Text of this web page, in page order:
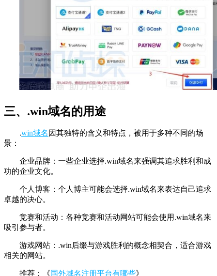
三、.win域名的用途
.win域名 因其独特的含义和特点，被用于多种不同的场
景：
企业品牌：一些企业选择.win域名来强调其追求胜利和成
功的企业文化。
个人博客：个人博主可能会选择.win域名来表达自己追求
卓越的决心。
竞赛和活动：各种竞赛和活动网站可能会使用.win域名来
吸引参与者。
游戏网站：.win后缀与游戏胜利的概念相契合，适合游戏
相关的网站。
推荐：《国外域名注册平台有哪些》